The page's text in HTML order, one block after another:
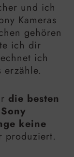
und ich
Kameras
gehören
ich dir
ich
erzähle.
die besten
keine
produziert.